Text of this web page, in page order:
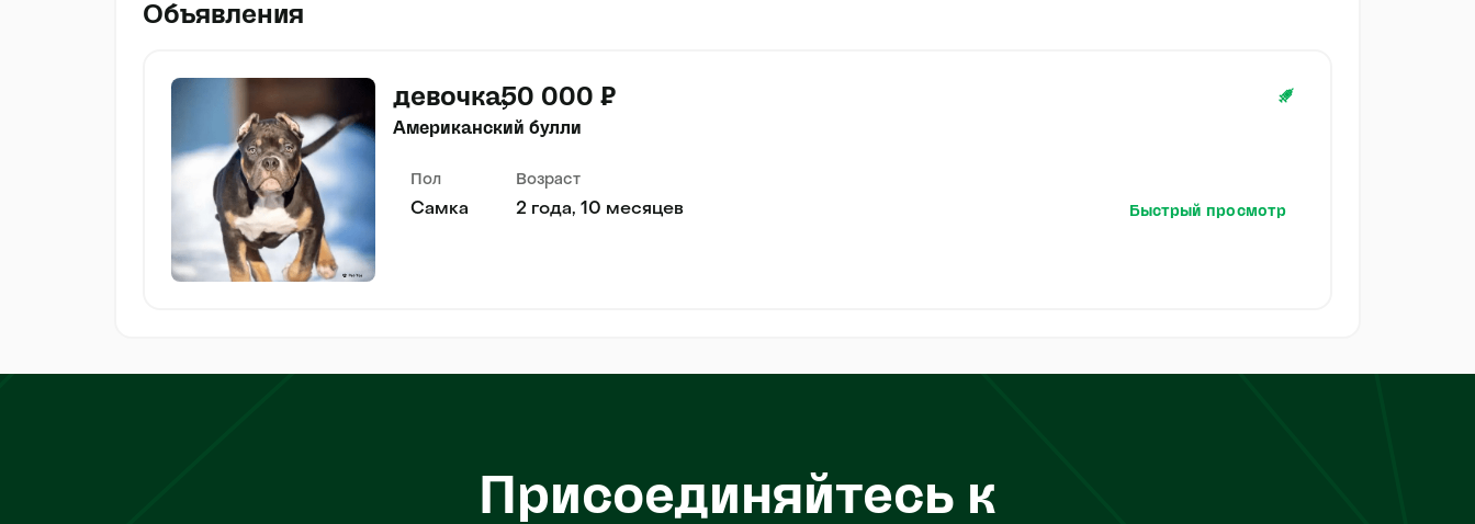
Объявления
девочка50 000 ₽
Американский булли
Пол
Самка
Возраст
2 года, 10 месяцев Быстрый просмотр
Присоединяйтесь к